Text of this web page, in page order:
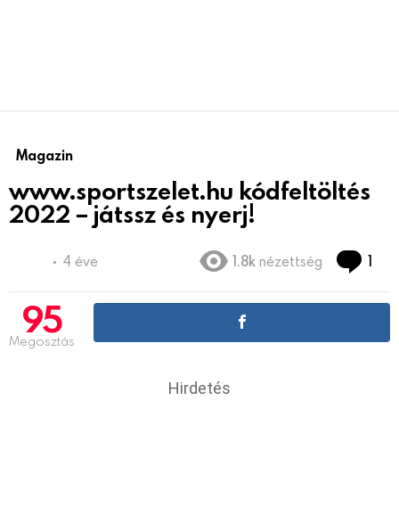
Magazin
www.sportszelet.hu kódfeltöltés
2022 – játssz és nyerj!
4 éve 1.8k nézettség 1
95
Megosztás
Hirdetés